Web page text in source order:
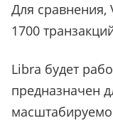
Для сравнения,
1700
Libra будет
предназначен